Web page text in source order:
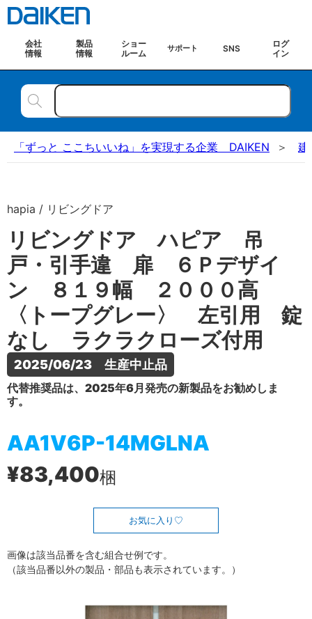
会社
情報
製品
情報
ショー
ルーム
サポート SNS
ログ
イン
「ずっと ここちいいね」を実現する企業 DAIKEN 建
hapia / リビングドア
リビングドア ハピア 吊
戸・引手違 扉 ６Ｐデザイ
ン ８１９幅 ２０００高
〈トープグレー〉 左引用 錠
なし ラクラクローズ付用
2025/06/23　生産中止品
代替推奨品は、2025年6月発売の新製品をお勧めしま
す。
AA1V6P-14MGLNA
¥83,400梱
お気に入り
画像は該当品番を含む組合せ例です。
（該当品番以外の製品・部品も表示されています。）